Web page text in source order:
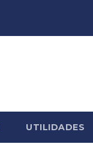
UTILIDADES